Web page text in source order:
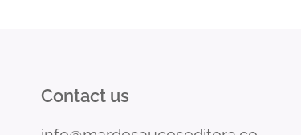
Contact us